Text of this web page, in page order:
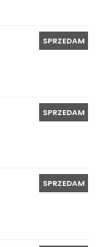
SPRZEDAM
SPRZEDAM
SPRZEDAM